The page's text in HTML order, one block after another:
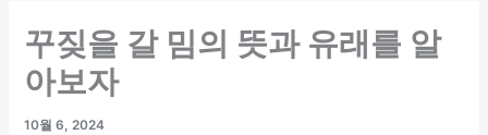
꾸짖을 갈 밈의 뜻과 유래를 알
아보자
10월 6, 2024